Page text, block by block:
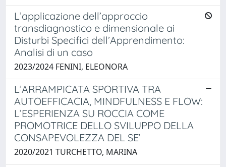
L’applicazione dell’approccio
transdiagnostico e dimensionale ai
Disturbi Specifici dell’Apprendimento:
Analisi di un caso
2023/2024 FENINI, ELEONORA
L’ARRAMPICATA SPORTIVA TRA
AUTOEFFICACIA, MINDFULNESS E FLOW:
L’ESPERIENZA SU ROCCIA COME
PROMOTRICE DELLO SVILUPPO DELLA
CONSAPEVOLEZZA DEL SE’
2020/2021 TURCHETTO, MARINA